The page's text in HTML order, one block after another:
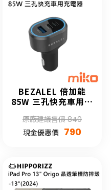
BEZALEL 倍加能
85W 三孔快充車用充
原廠建議售價 840
現金優惠價 790